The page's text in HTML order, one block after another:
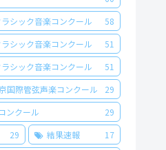
シック音楽コンクール
58
シック音楽コンクール
51
シック音楽コンクール
51
国際管弦声楽コンクール
29
ンクール
29
29 結果速報
17